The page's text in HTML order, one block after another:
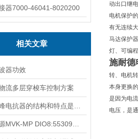
器7000-46041-8020200
相关文章
器功效
流多层穿梭车控制方案
动出口继
电机保护
有无连续
马达保护
灯、可编
施耐德
转、电机
本身更换
是因为电
电压，是